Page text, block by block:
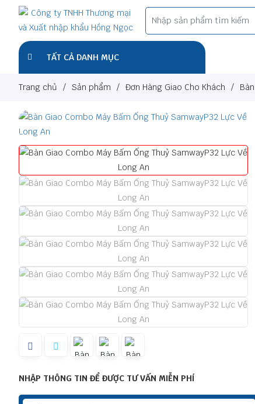
TẤT CẢ DANH MỤC
Trang chủ / Sản phẩm / Đơn Hàng Giao Cho Khách /
NHẬP THÔNG TIN ĐỂ ĐƯỢC TƯ VẤN MIỄN PHÍ